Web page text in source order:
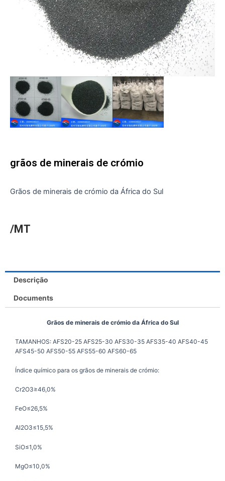
grãos de minerais de crómio
Grãos de minerais de crómio da África do Sul
/MT
Descrição
Documents
Grãos de minerais de crómio da África do Sul
TAMANHOS: AFS20-25 AFS25-30 AFS30-35 AFS35-40 AFS40-45
AFS45-50 AFS50-55 AFS55-60 AFS60-65
Índice químico para os grãos de minerais de crómio:
Cr2O3≥46,0%
FeO≤26,5%
Al2O3≤15,5%
SiO≤1,0%
MgO≤10,0%